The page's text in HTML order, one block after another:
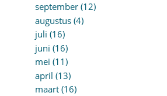
september (12)
augustus (4)
juli (16)
juni (16)
mei (11)
april (13)
maart (16)